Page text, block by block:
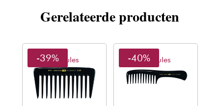
Gerelateerde producten
Hercules
-39% Hercules
-40%